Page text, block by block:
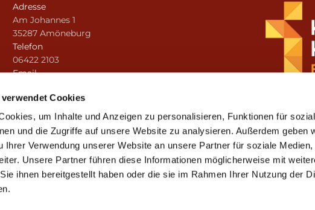
Cookies
um Inhalte und Anzeigen zu personalisieren, Funktionen für
und die Zugriffe auf unsere Website zu analysieren. Außerdem geben
Ihrer Verwendung unserer Website an unsere Partner für soziale Medien,
Unsere Partner führen diese Informationen möglicherweise mit
ihnen bereitgestellt haben oder die sie im Rahmen Ihrer Nutzung der
Adresse
Am Johannes 1
35287 Amöneburg
Telefon
06422 2103
Email
Impressum Datenschutzerklärung ChurchDesk-